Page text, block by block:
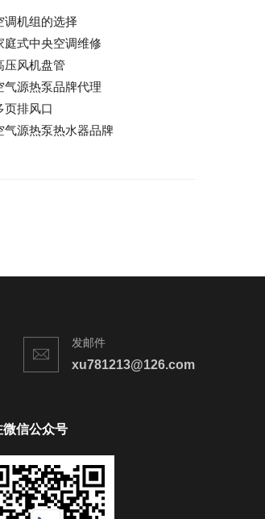
调机组的选择
庭式中央空调维修
压风机盘管
气源热泵品牌代理
页排风口
气源热泵热水器品牌
发邮件
xu781213@126.com
微信公众号